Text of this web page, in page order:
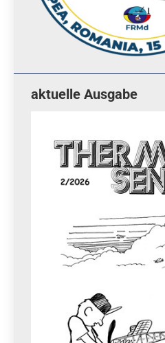
aktuelle Ausgabe